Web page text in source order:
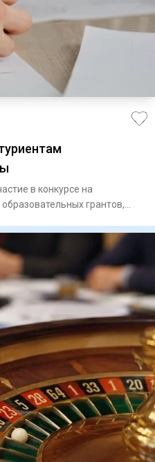
в конкурсе на
грантов,